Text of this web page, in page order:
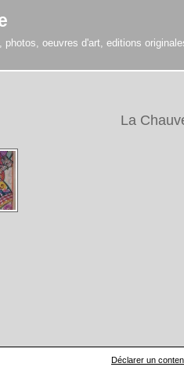
photos, oeuvres d'art, editions
La
Déclarer un